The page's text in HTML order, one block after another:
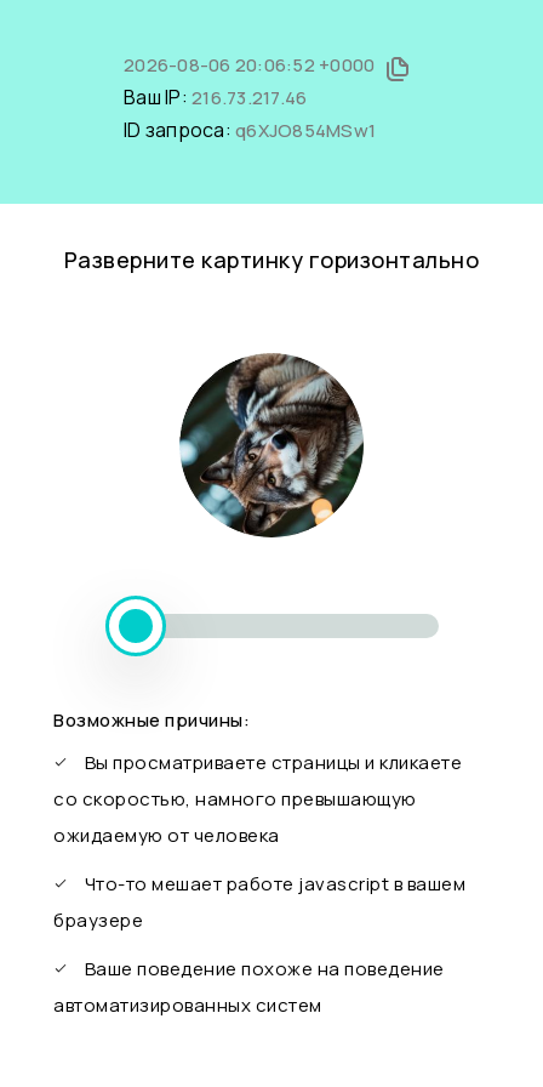
2026-08-06 20:06:52 +0000
Ваш IP: 216.73.217.46
ID запроса: q6XJO854MSw1
Разверните картинку горизонтально
Возможные причины:
Вы просматриваете страницы и кликаете
со скоростью, намного превышающую
ожидаемую от человека
Что-то мешает работе javascript в вашем
браузере
Ваше поведение похоже на поведение
автоматизированных систем